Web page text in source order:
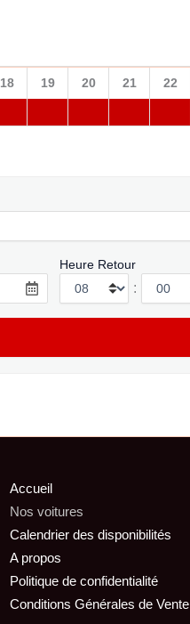
18 19 20 21 22
Heure Retour
:
Accueil
Nos voitures
Calendrier des disponibilités
A propos
Politique de confidentialité
Conditions Générales de Vente